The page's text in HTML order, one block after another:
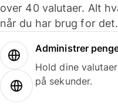
over 40 valutaer. Alt
når du har brug for det.
Administrer
Hold dine
på sekunder.